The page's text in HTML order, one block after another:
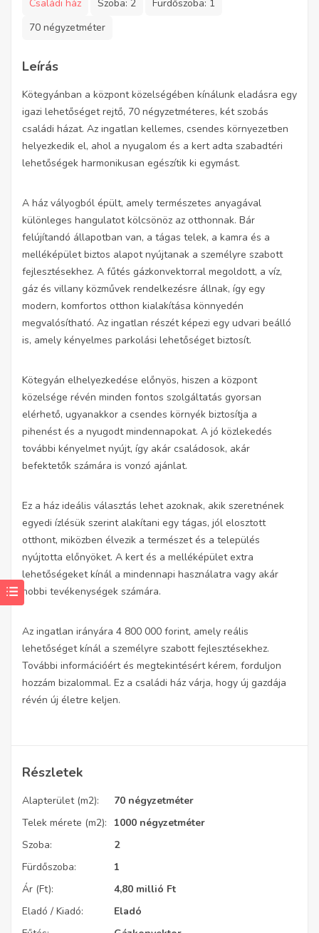
Családi ház Szoba: 2 Fürdőszoba: 1
70 négyzetméter
Leírás
Kötegyánban a központ közelségében kínálunk eladásra egy
igazi lehetőséget rejtő, 70 négyzetméteres, két szobás
családi házat. Az ingatlan kellemes, csendes környezetben
helyezkedik el, ahol a nyugalom és a kert adta szabadtéri
lehetőségek harmonikusan egészítik ki egymást.
A ház vályogból épült, amely természetes anyagával
különleges hangulatot kölcsönöz az otthonnak. Bár
felújítandó állapotban van, a tágas telek, a kamra és a
melléképület biztos alapot nyújtanak a személyre szabott
fejlesztésekhez. A fűtés gázkonvektorral megoldott, a víz,
gáz és villany közművek rendelkezésre állnak, így egy
modern, komfortos otthon kialakítása könnyedén
megvalósítható. Az ingatlan részét képezi egy udvari beálló
is, amely kényelmes parkolási lehetőséget biztosít.
Kötegyán elhelyezkedése előnyös, hiszen a központ
közelsége révén minden fontos szolgáltatás gyorsan
elérhető, ugyanakkor a csendes környék biztosítja a
pihenést és a nyugodt mindennapokat. A jó közlekedés
további kényelmet nyújt, így akár családosok, akár
befektetők számára is vonzó ajánlat.
Ez a ház ideális választás lehet azoknak, akik szeretnének
egyedi ízlésük szerint alakítani egy tágas, jól elosztott
otthont, miközben élvezik a természet és a település
nyújtotta előnyöket. A kert és a melléképület extra
lehetőségeket kínál a mindennapi használatra vagy akár
hobbi tevékenységek számára.
Az ingatlan irányára 4 800 000 forint, amely reális
lehetőséget kínál a személyre szabott fejlesztésekhez.
További információért és megtekintésért kérem, forduljon
hozzám bizalommal. Ez a családi ház várja, hogy új gazdája
révén új életre keljen.
Részletek
Alapterület (m2):
70 négyzetméter
Telek mérete (m2):
1000 négyzetméter
Szoba:
2
Fürdőszoba:
1
Ár (Ft):
4,80 millió Ft
Eladó / Kiadó:
Eladó